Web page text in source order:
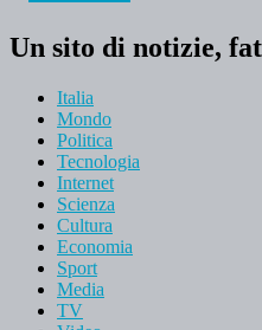
Un sito di notizie,
Italia
Mondo
Politica
Tecnologia
Internet
Scienza
Cultura
Economia
Sport
Media
TV